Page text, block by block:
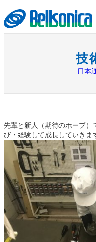
容
を
ス
技
日本
先輩と新人（期待のホープ）
び・経験して成長していきま